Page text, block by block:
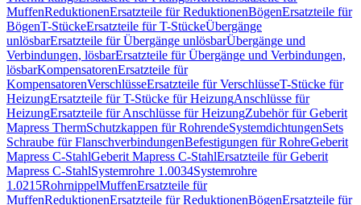
MuffenReduktionenErsatzteile für ReduktionenBögenErsatzteile für
BögenT-StückeErsatzteile für T-StückeÜbergänge
unlösbarErsatzteile für Übergänge unlösbarÜbergänge und
Verbindungen, lösbarErsatzteile für Übergänge und Verbindungen,
lösbarKompensatorenErsatzteile für
KompensatorenVerschlüsseErsatzteile für VerschlüsseT-Stücke für
HeizungErsatzteile für T-Stücke für HeizungAnschlüsse für
HeizungErsatzteile für Anschlüsse für HeizungZubehör für Geberit
Mapress ThermSchutzkappen für RohrendeSystemdichtungenSets
Schraube für FlanschverbindungenBefestigungen für RohreGeberit
Mapress C-StahlGeberit Mapress C-StahlErsatzteile für Geberit
Mapress C-StahlSystemrohre 1.0034Systemrohre
1.0215RohrnippelMuffenErsatzteile für
MuffenReduktionenErsatzteile für ReduktionenBögenErsatzteile für